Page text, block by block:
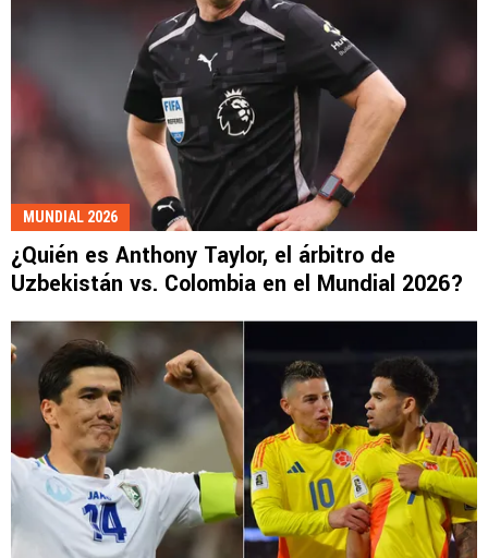
MUNDIAL 2026
¿Quién es Anthony Taylor, el árbitro de
Uzbekistán vs. Colombia en el Mundial 2026?